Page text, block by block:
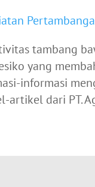
tambang
yang
informasi
artikel dari PT.